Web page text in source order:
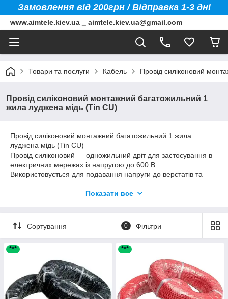
Замовлення від 200грн / Відправка 1-3 дні
www.aimtele.kiev.ua _ aimtele.kiev.ua@gmail.com
Товари та послуги Кабель Провід силіконовий
Провід силіконовий монтажний багатожильний 1
жила луджена мідь (Tin CU)
Провід силіконовий монтажний багатожильний 1 жила
луджена мідь (Tin CU)
Провід силіконовий — одножильний дріт для застосування в
електричних мережах із напругою до 600 В.
Використовується для подавання напруги до верстатів та
Виготовлений із луджена мідь (Tin CU).
Показати все
Сортування 0 Фільтри
*** ***